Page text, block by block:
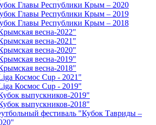
Главы Республики Крым – 2020
Главы Республики Крым – 2019
Главы Республики Крым – 2018
весна-2022"
весна-2021"
весна-2020"
весна-2019"
весна-2018"
Космос Cup - 2021"
Космос Cup - 2019"
выпускников-2019"
выпускников-2018"
фестиваль "Кубок Тавриды –